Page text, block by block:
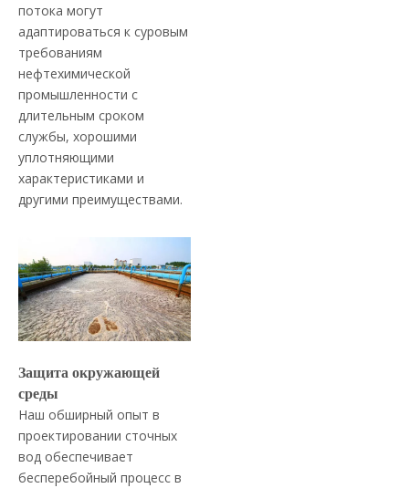
потока могут
адаптироваться к суровым
требованиям
нефтехимической
промышленности с
длительным сроком
службы, хорошими
уплотняющими
характеристиками и
другими преимуществами.
Защита окружающей
среды
Наш обширный опыт в
проектировании сточных
вод обеспечивает
бесперебойный процесс в